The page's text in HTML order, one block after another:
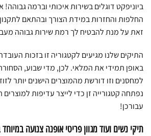
ביוניפקט דוגלים בשירות איכותי וברמה גבוהה!
החלפות והחזרות במידת הצורך ובהתאם
זאת על מנת להבטיח לך רמת שירות גבוהה
התיקים שלנו מגיעים לקטגוריה זו בזכות
באופן תמידי את המלאי. לכן, מדי שבוע,
למחסנים וזו דורשת מהמוצרים הישנים יותר
נפתחה קטגורייה זן כדי לייצר עדיפות
עבורכן!
תיקי נשים ועוד מגוון פריטי אופנה צנועה